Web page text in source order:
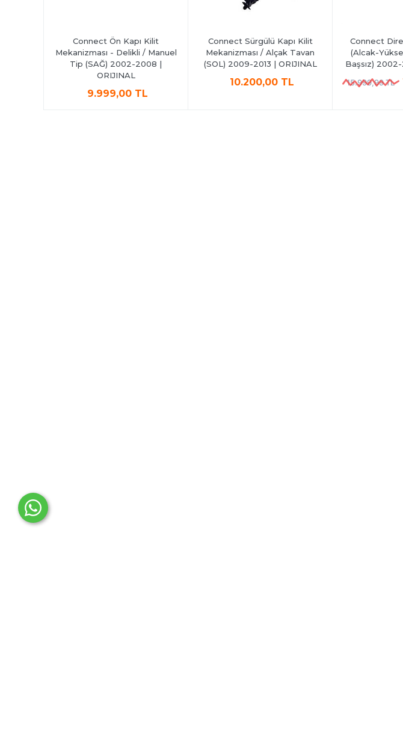
Connect Ön Kapı Kilit
Mekanizması - Delikli / Manuel
Tip (SAĞ) 2002-2008 |
ORIJINAL
9.999,00 TL
Connect Sürgülü Kapı Kilit
Mekanizması / Alçak Tavan
(SOL) 2009-2013 | ORIJINAL
10.200,00 TL
Connect
(Alcak-
Başsız)
15.999,99 TL